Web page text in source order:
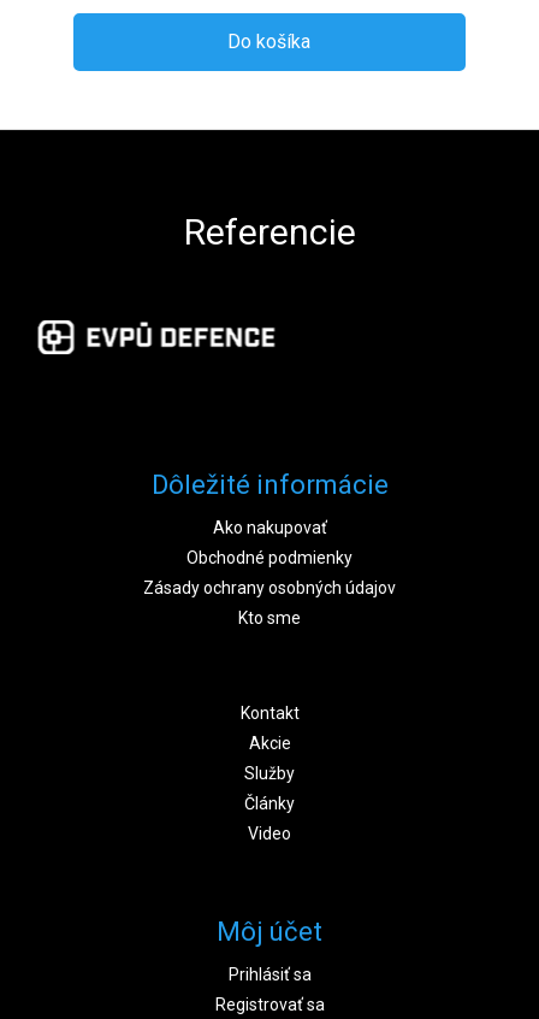
Do košíka
Referencie
Dôležité informácie
Ako nakupovať
Obchodné podmienky
Zásady ochrany osobných údajov
Kto sme
Kontakt
Akcie
Služby
Články
Video
Môj účet
Prihlásiť sa
Registrovať sa